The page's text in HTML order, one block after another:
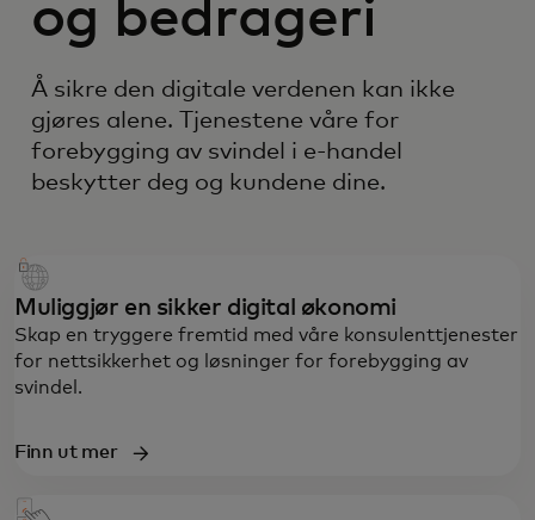
og bedrageri
Å sikre den digitale verdenen kan ikke
gjøres alene. Tjenestene våre for
forebygging av svindel i e-handel
beskytter deg og kundene dine.
Muliggjør en sikker digital økonomi
Skap en tryggere fremtid med våre konsulenttjenester
for nettsikkerhet og løsninger for forebygging av
svindel.
Finn ut mer